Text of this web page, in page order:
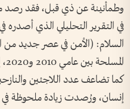
وطمأنينة عن ذي قبل، فقد رصد
السلام: (الأمن في عصر جديد من